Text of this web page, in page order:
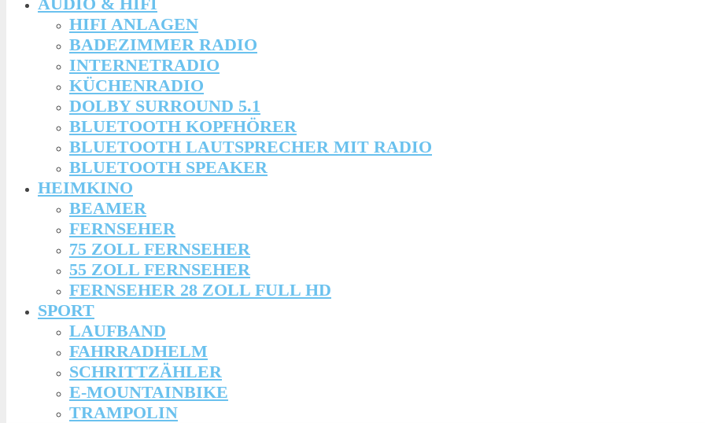
HIFI ANLAGEN
BADEZIMMER RADIO
INTERNETRADIO
KÜCHENRADIO
DOLBY SURROUND 5.1
BLUETOOTH KOPFHÖRER
BLUETOOTH LAUTSPRECHER MIT RADIO
BLUETOOTH SPEAKER
HEIMKINO
BEAMER
FERNSEHER
75 ZOLL FERNSEHER
55 ZOLL FERNSEHER
FERNSEHER 28 ZOLL FULL HD
SPORT
LAUFBAND
FAHRRADHELM
SCHRITTZÄHLER
E-MOUNTAINBIKE
TRAMPOLIN